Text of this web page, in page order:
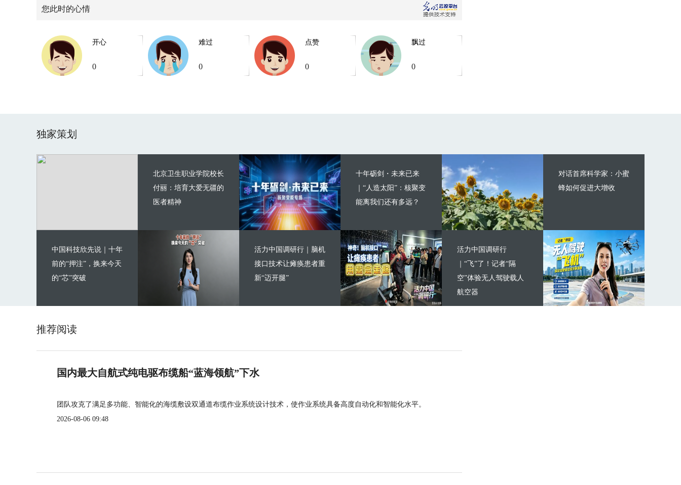
您此时的心情
开心
0
难过
0
点赞
0
飘过
0
独家策划
北京卫生职业学院校长
付丽：培育大爱无疆的
医者精神
中国科技欣先说｜十年
前的“押注”，换来今天
的“芯”突破
十年砺剑・未来已来
｜“人造太阳”：核聚变
能离我们还有多远？
活力中国调研行｜脑机
接口技术让瘫痪患者重
新“迈开腿”
对话首席科学家：小蜜
蜂如何促进大增收
活力中国调研行
｜“飞”了！记者“隔
空”体验无人驾驶载人
航空器
推荐阅读
国内最大自航式纯电驱布缆船“蓝海领航”下水
团队攻克了满足多功能、智能化的海缆敷设双通道布缆作业系统设计技术，使作业系统具备高度自动化和智能化水平。
2026-08-06 09:48